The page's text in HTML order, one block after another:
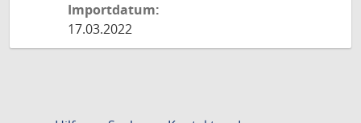
Importdatum:
17.03.2022